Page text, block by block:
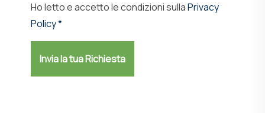
Ho letto e accetto le condizioni sullaPrivacy
Policy *